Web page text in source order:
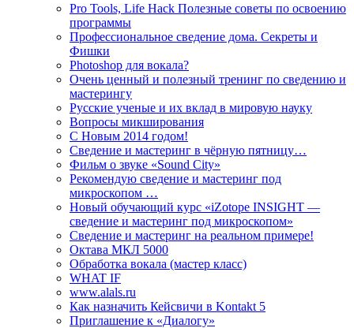
Pro Tools, Life Hack Полезные советы по освоению
программы
Профессиональное сведение дома. Секреты и
Фишки
Photoshop для вокала?
Очень ценный и полезный тренинг по сведению и
мастерингу
Русские ученые и их вклад в мировую науку
Вопросы микширования
C Новым 2014 годом!
Сведение и мастеринг в чёрную пятницу…
Фильм о звуке «Sоund Сity»
Рекомендую сведение и мастеринг под
микроскопом …
Новый обучающий курс «iZotope INSIGHT —
сведение и мастеринг под микроскопом»
Сведение и мастеринг на реальном примере!
Октава МКЛ 5000
Обработка вокала (мастер класс)
WHAT IF
www.alals.ru
Как назначить Кейсвичи в Kontakt 5
Приглашение к «Диалогу»